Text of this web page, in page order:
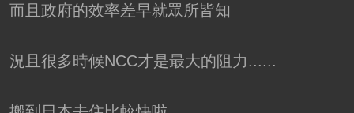
而且政府的效率差早就眾所皆知
況且很多時候NCC才是最大的阻力......